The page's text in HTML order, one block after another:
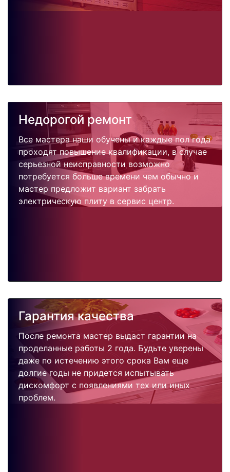
Недорогой ремонт
Все мастера наши обучены и каждые пол года
проходят повышение квалификации, в случае
серьезной неисправности возможно
потребуется больше времени чем обычно и
мастер предложит вариант забрать
электрическую плиту в сервис центр.
Гарантия качества
После ремонта мастер выдаст гарантии на
проделанные работы 2 года. Будьте уверены
даже по истечению этого срока Вам еще
долгие годы не придется испытывать
дискомфорт с появлениями тех или иных
проблем.